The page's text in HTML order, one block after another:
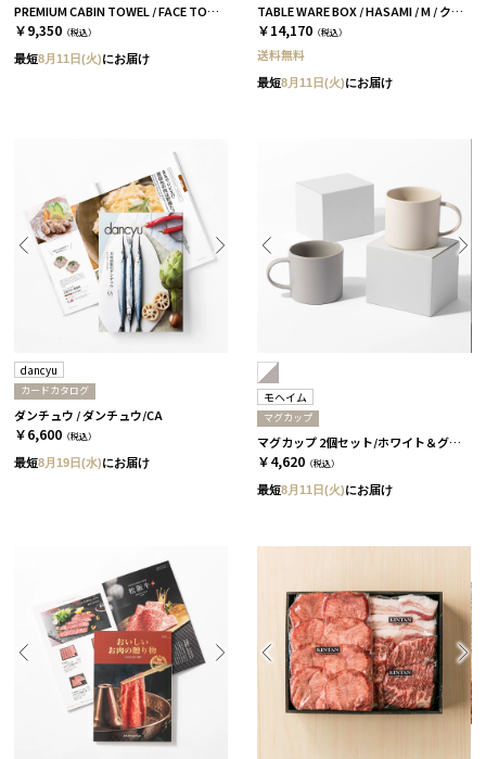
PREMIUM CABIN TOWEL / FACE TOWEL / GREEN BAY
￥9,350 （税込）
最短8月11日(火)にお届け
TABLE WARE BOX / HASAMI / M / クリア［ハサミポーセリン］
￥14,170 （税込）
送料無料
最短8月11日(火)にお届け
dancyu
カードカタログ
ダンチュウ / ダンチュウ/CA
￥6,600 （税込）
最短8月19日(水)にお届け
モヘイム
マグカップ
マグカップ 2個セット/ホワイト＆グレー［モヘイム］
￥4,620 （税込）
最短8月11日(火)にお届け